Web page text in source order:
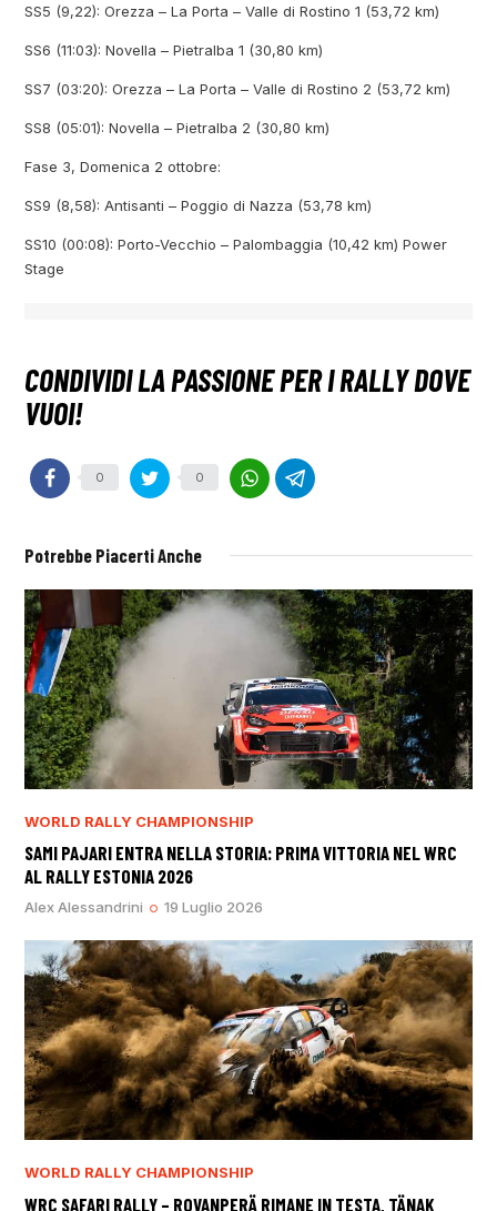
SS5 (9,22): Orezza – La Porta – Valle di Rostino 1 (53,72 km)
SS6 (11:03): Novella – Pietralba 1 (30,80 km)
SS7 (03:20): Orezza – La Porta – Valle di Rostino 2 (53,72 km)
SS8 (05:01): Novella – Pietralba 2 (30,80 km)
Fase 3, Domenica 2 ottobre:
SS9 (8,58): Antisanti – Poggio di Nazza (53,78 km)
SS10 (00:08): Porto-Vecchio – Palombaggia (10,42 km) Power
Stage
0 0
Potrebbe Piacerti Anche
WORLD RALLY CHAMPIONSHIP
SAMI PAJARI ENTRA NELLA STORIA: PRIMA VITTORIA NEL WRC
AL RALLY ESTONIA 2026
Alex Alessandrini 19 Luglio 2026
WORLD RALLY CHAMPIONSHIP
WRC SAFARI RALLY – ROVANPERÄ RIMANE IN TESTA, TÄNAK